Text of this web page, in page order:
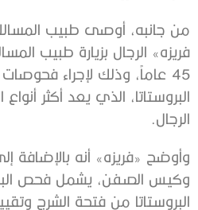
‫من جانبه، أوصى طبيب المسالك
فريزه» الرجال ‫بزيارة
البروستاتا، الذي يعد أكثر
‫الرجال.
‫وأوضح «فريزه» أنه
البروستاتا من فتحة الشرج